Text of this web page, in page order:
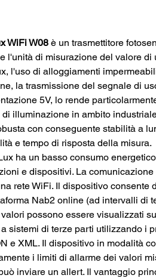
x WiFiW08 è un trasmettitore foto
e l'unità di misurazione del valore di
x, l'uso di alloggiamenti impermeabil
ne, la trasmissione del segnale di us
ntazione 5V, lo rende particol
di illuminazione in ambito indu
usta con conseguente stabilità a lu
lità e tempo di risposta della misura.
ha un basso consumo
ni e dispositivi. La comun
na reteWiFi. Il dispositivo consente
rma Nab2 online (ad intervalli di
ori possono essere visualizzati
a sistemi di terze parti utilizzando i p
e XML. Il dispositivo in modalità co
nte i limiti di allarme dei valori mi
uò inviare un allert. Il vantaggio pr